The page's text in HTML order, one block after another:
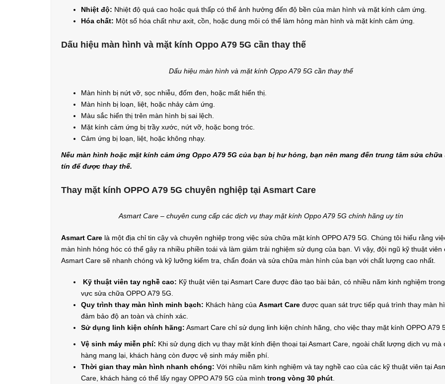
Nhiệt độ: Nhiệt độ quá cao hoặc quá thấp có thể ảnh hưởng đến độ bền của màn hình và mặt kính cảm ứng.
Hóa chất: Một số hóa chất như axit, cồn, hoặc dung môi có thể làm hỏng màn hình và mặt kính cảm ứng.
Dấu hiệu màn hình và mặt kính Oppo A79 5G cần thay thế
Dấu hiệu màn hình và mặt kính Oppo A79 5G cần thay thế
Màn hình bị nứt vỡ, sọc nhiễu, đốm đen, hoặc mất hiển thị.
Màn hình bị loạn, liệt, hoặc nhảy cảm ứng.
Màu sắc hiển thị trên màn hình bị sai lệch.
Mặt kính cảm ứng bị trầy xước, nứt vỡ, hoặc bong tróc.
Cảm ứng bị loạn, liệt, hoặc không nhạy.
Nếu màn hình hoặc mặt kính cảm ứng Oppo A79 5G của bạn bị hư hỏng, bạn nên mang đến trung tâm sửa chữa
tín để được thay thế.
Thay mặt kính OPPO A79 5G chuyên nghiệp tại Asmart Care
Asmart Care – chuyên cung cấp các dịch vụ thay mặt kính Oppo A79 5G chính hãng uy tín
Asmart Care là một địa chỉ tin cậy và chuyên nghiệp trong việc sửa chữa mặt kính OPPO A79 5G. Chúng tôi hiểu rằng
màn hình hỏng hóc có thể gây ra nhiều phiền toái và làm giảm trải nghiệm sử dụng của bạn. Vì vậy, đội ngũ kỹ thuật viên
Asmart Care sẽ nhanh chóng và kỹ lưỡng kiểm tra, chẩn đoán và sửa chữa màn hình của bạn với chất lượng cao nhất.
Kỹ thuật viên tay nghề cao: Kỹ thuật viên tại Asmart Care được đào tạo bài bản, có nhiều năm kinh nghiệm
vực sửa chữa OPPO A79 5G.
Quy trình thay màn hình minh bạch: Khách hàng của Asmart Care được quan sát trực tiếp quá trình thay màn
đảm bảo độ an toàn và chính xác.
Sử dụng linh kiện chính hãng: Asmart Care chỉ sử dụng linh kiện chính hãng, cho việc thay mặt kính OPPO A79
Vệ sinh máy miễn phí: Khi sử dụng dịch vụ thay mặt kính điện thoại tại Asmart Care, ngoài chất lượng dịch vụ mà
hàng mang lại, khách hàng còn được vệ sinh máy miễn phí.
Thời gian thay màn hình nhanh chóng: Với nhiều năm kinh nghiệm và tay nghề cao của các kỹ thuật viên tại
Care, khách hàng có thể lấy ngay OPPO A79 5G của mình trong vòng 30 phút